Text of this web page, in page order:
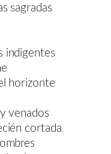
sagradas
indigentes
horizonte
venados
cortada